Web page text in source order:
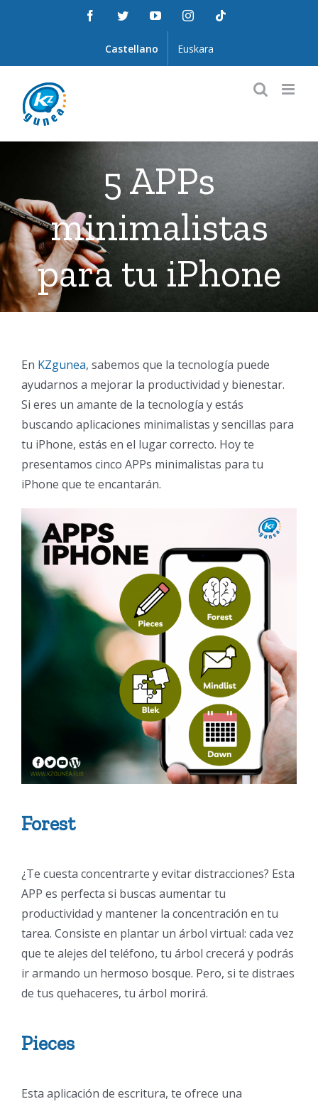
FacebookTwitterYouTubeInstagram
Castellano Euskara
5 APPs
minimalistas
para tu iPhone
En KZgunea, sabemos que la tecnología puede
ayudarnos a mejorar la productividad y bienestar.
Si eres un amante de la tecnología y estás
buscando aplicaciones minimalistas y sencillas para
tu iPhone, estás en el lugar correcto. Hoy te
presentamos cinco APPs minimalistas para tu
iPhone que te encantarán.
Forest
¿Te cuesta concentrarte y evitar distracciones? Esta
APP es perfecta si buscas aumentar tu
productividad y mantener la concentración en tu
tarea. Consiste en plantar un árbol virtual: cada vez
que te alejes del teléfono, tu árbol crecerá y podrás
ir armando un hermoso bosque. Pero, si te distraes
de tus quehaceres, tu árbol morirá.
Pieces
Esta aplicación de escritura, te ofrece una